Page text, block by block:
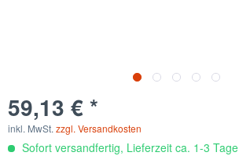
59,13 € *
inkl. MwSt. zzgl. Versandkosten
Sofort versandfertig, Lieferzeit ca. 1-3 Tage